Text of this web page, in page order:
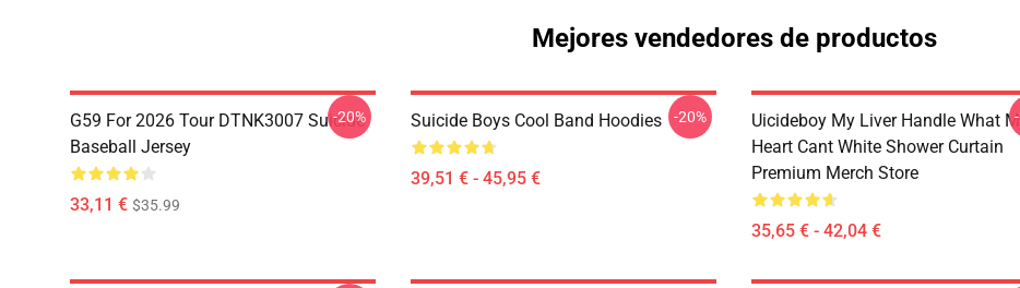
Mejores vendedores de productos
G59 For 2026 Tour DTNK3007 Suicide
Baseball Jersey
33,11 € $35.99
-20% Suicide Boys Cool Band Hoodies
39,51 € - 45,95 €
-20%
Uicideboy My Liver Handle What
Heart Cant White Shower Curtain
Premium Merch Store
35,65 € - 42,04 €